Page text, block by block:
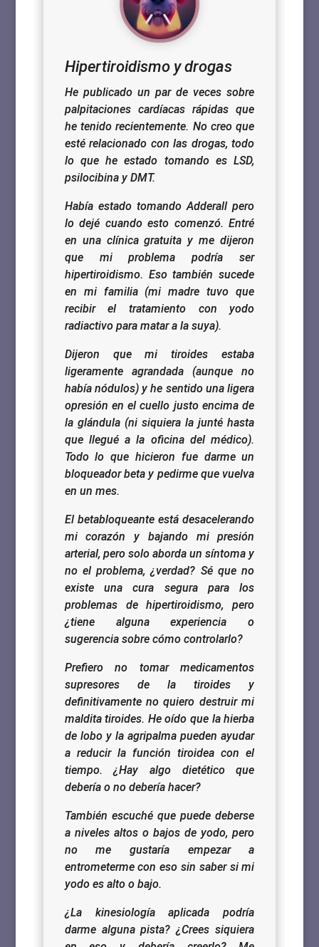
Hipertiroidismo y drogas
He publicado un par de veces sobre
palpitaciones cardíacas rápidas que
he tenido recientemente. No creo que
esté relacionado con las drogas, todo
lo que he estado tomando es LSD,
psilocibina y DMT.
Había estado tomando Adderall pero
lo dejé cuando esto comenzó. Entré
en una clínica gratuita y me dijeron
que mi problema podría ser
hipertiroidismo. Eso también sucede
en mi familia (mi madre tuvo que
recibir el tratamiento con yodo
radiactivo para matar a la suya).
Dijeron que mi tiroides estaba
ligeramente agrandada (aunque no
había nódulos) y he sentido una ligera
opresión en el cuello justo encima de
la glándula (ni siquiera la junté hasta
que llegué a la oficina del médico).
Todo lo que hicieron fue darme un
bloqueador beta y pedirme que vuelva
en un mes.
El betabloqueante está desacelerando
mi corazón y bajando mi presión
arterial, pero solo aborda un síntoma y
no el problema, ¿verdad? Sé que no
existe una cura segura para los
problemas de hipertiroidismo, pero
¿tiene alguna experiencia o
sugerencia sobre cómo controlarlo?
Prefiero no tomar medicamentos
supresores de la tiroides y
definitivamente no quiero destruir mi
maldita tiroides. He oído que la hierba
de lobo y la agripalma pueden ayudar
a reducir la función tiroidea con el
tiempo.¿Hay algo dietético que
debería o no debería hacer?
También escuché que puede deberse
a niveles altos o bajos de yodo, pero
no me gustaría empezar a
entrometerme con eso sin saber si mi
yodo es alto o bajo.
¿La kinesiología aplicada podría
darme alguna pista?¿Crees siquiera